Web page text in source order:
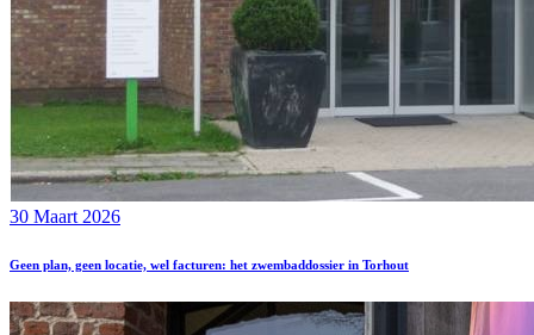
30 Maart 2026
Geen plan, geen locatie, wel facturen: het zwembaddossier in Torhout